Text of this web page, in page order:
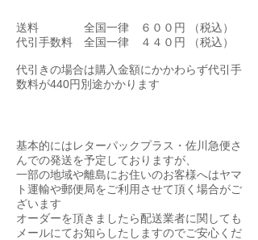
送料 全国一律 ６００円 （税込）
代引手数料 全国一律 ４４０円 （税込）
代引きの場合は購入金額にかかわらず代引手
数料が440円別途かかります
基本的にはレターパックプラス・佐川急便さ
んでの発送を予定しておりますが、
一部の地域や離島にお住いのお客様へはヤマ
ト運輸や郵便局をご利用させて頂く場合がご
ざいます
​オーダーを頂きましたら配送業者に関しても
メールにてお知らしたしますのでご安心くだ